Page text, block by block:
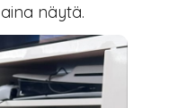
näytä.